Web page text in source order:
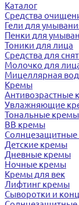
Каталог
Средства
Гели для
Пенки для
Тоники для лица
Средства для
Молочко для
Мицеллярная
Кремы
Антивозрастные
Увлажняющие
Тональные кремы
BB кремы
Детские кремы
Дневные кремы
Ночные кремы
Кремы для век
Лифтинг кремы
Сыворотки и